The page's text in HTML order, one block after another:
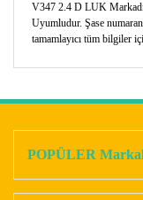
V347 2.4 D LUK
Uyumludur. Şase
tamamlayıcı tüm bilgiler
POPÜLER